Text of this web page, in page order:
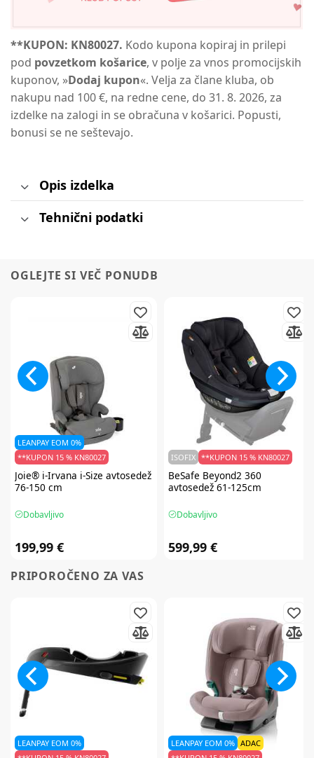
**KUPON: KN80027. Kodo kupona kopiraj in prilepi
pod povzetkom košarice, v polje za vnos promocijskih
kuponov, »Dodaj kupon«. Velja za člane kluba, ob
nakupu nad 100 €, na redne cene, do 31. 8. 2026, za
izdelke na zalogi in se obračuna v košarici. Popusti,
bonusi se ne seštevajo.
Opis izdelka
Tehnični podatki
OGLEJTE SI VEČ PONUDB
LEANPAY EOM 0%
**KUPON 15 % KN80027
Joie®i-Irvana i-Size avtosedež
76-150 cm
Dobavljivo
199,99 €
**KUPON 15 % KN80027
ISOFIX
BeSafe Beyond2 360
avtosedež 61-125cm
Dobavljivo
599,99 €
PRIPOROČENO ZA VAS
LEANPAY EOM 0%
LEANPAY EOM 0% ADAC